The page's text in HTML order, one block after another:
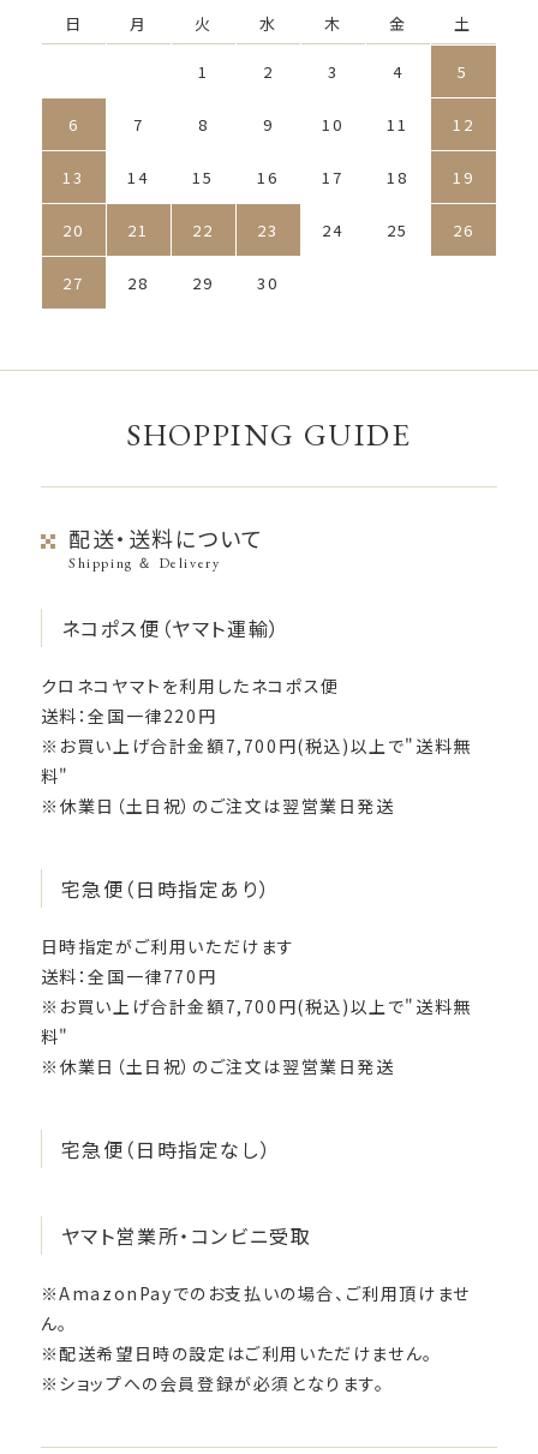
日 月 火 水 木 金 土
1 2 3 4 5
6 7 8 9 10 11 12
13 14 15 16 17 18 19
20 21 22 23 24 25 26
27 28 29 30
SHOPPING GUIDE
配送・送料について
Shipping ＆ Delivery
ネコポス便（ヤマト運輸）
クロネコヤマトを利用したネコポス便
送料：全国一律220円
※お買い上げ合計金額7,700円(税込)以上で"送料無
料"
※休業日（土日祝）のご注文は翌営業日発送
宅急便（日時指定あり）
日時指定がご利用いただけます
送料：全国一律770円
※お買い上げ合計金額7,700円(税込)以上で"送料無
料"
※休業日（土日祝）のご注文は翌営業日発送
宅急便（日時指定なし）
ヤマト営業所・コンビニ受取
※AmazonPayでのお支払いの場合、ご利用頂けませ
ん。
※配送希望日時の設定はご利用いただけません。
※ショップへの会員登録が必須となります。